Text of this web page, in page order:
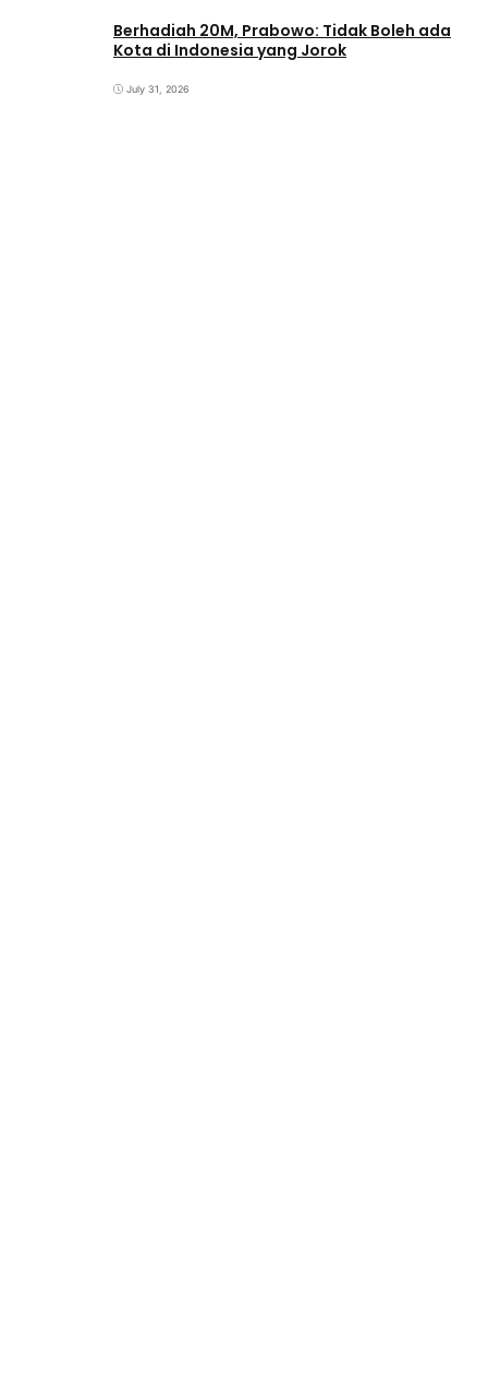
Berhadiah 20M, Prabowo: Tidak Boleh ada
Kota di Indonesia yang Jorok
July 31, 2026